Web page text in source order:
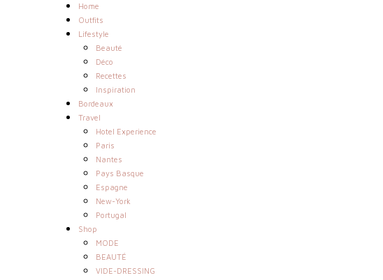
Home
Outfits
Lifestyle
Beauté
Déco
Recettes
Inspiration
Bordeaux
Travel
Hotel Experience
Paris
Nantes
Pays Basque
Espagne
New-York
Portugal
Shop
MODE
BEAUTÉ
VIDE-DRESSING